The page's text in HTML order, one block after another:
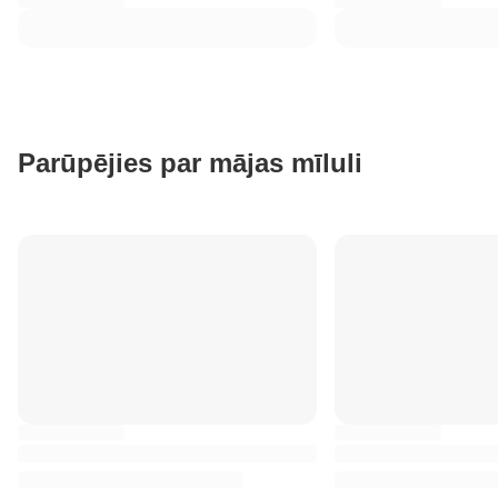
Parūpējies par mājas mīluli